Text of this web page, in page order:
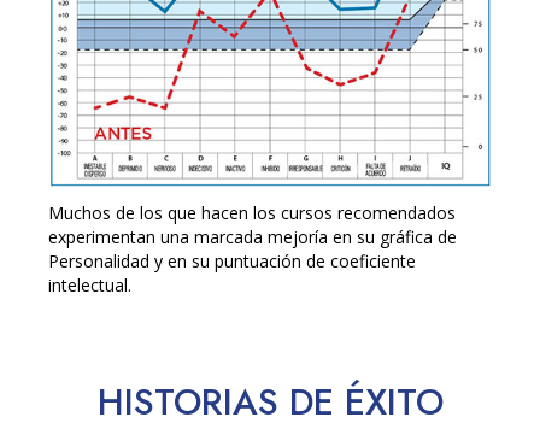
Muchos de los que hacen los cursos recomendados
experimentan una marcada mejoría en su gráfica de
Personalidad y en su puntuación de coeficiente
intelectual.
HISTORIAS DE ÉXITO